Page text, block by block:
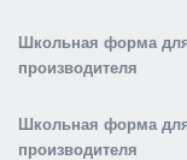
Школьная форма
производителя
Школьная форма
производителя